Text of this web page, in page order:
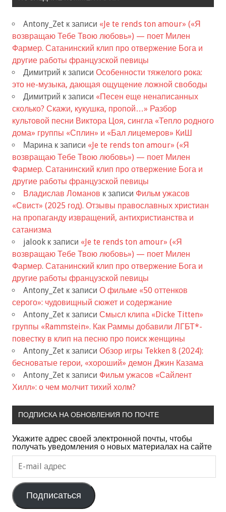
Antony_Zet к записи «Je te rends ton amour» («Я
возвращаю Тебе Твою любовь») — поет Милен
Фармер. Сатанинский клип про отвержение Бога и
другие работы французской певицы
Димитрий к записи Особенности тяжелого рока:
это не-музыка, дающая ощущение ложной свободы
Димитрий к записи «Песен еще ненаписанных
сколько? Скажи, кукушка, пропой…» Разбор
культовой песни Виктора Цоя, сингла «Тепло родного
дома» группы «Сплин» и «Бал лицемеров» КиШ
Марина к записи «Je te rends ton amour» («Я
возвращаю Тебе Твою любовь») — поет Милен
Фармер. Сатанинский клип про отвержение Бога и
другие работы французской певицы
Владислав Ломанов к записи Фильм ужасов
«Свист» (2025 год). Отзывы православных христиан
на пропаганду извращений, антихристианства и
сатанизма
jalook к записи «Je te rends ton amour» («Я
возвращаю Тебе Твою любовь») — поет Милен
Фармер. Сатанинский клип про отвержение Бога и
другие работы французской певицы
Antony_Zet к записи О фильме «50 оттенков
серого»: чудовищный сюжет и содержание
Antony_Zet к записи Смысл клипа «Dicke Titten»
группы «Rammstein». Как Раммы добавили ЛГБТ*-
повестку в клип на песню про поиск женщины
Antony_Zet к записи Обзор игры Tekken 8 (2024):
бесноватые герои, «хороший» демон Джин Казама
Antony_Zet к записи Фильм ужасов «Сайлент
Хилл»: о чем молчит тихий холм?
ПОДПИСКА НА ОБНОВЛЕНИЯ ПО ПОЧТЕ
Укажите адрес своей электронной почты, чтобы
получать уведомления о новых материалах на сайте
E-
mail
адрес
Подписаться